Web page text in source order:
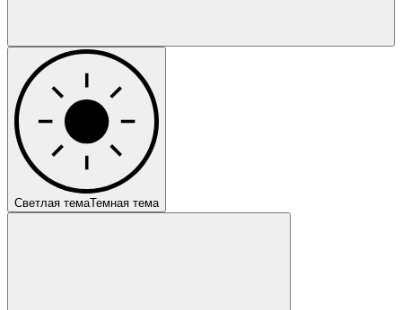
Светлая темаТемная тема